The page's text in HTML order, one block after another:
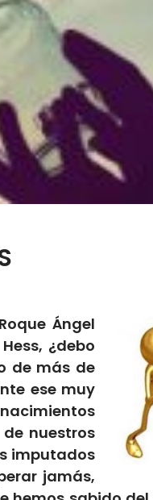
Ángel
¿debo
de más de
ese muy
nuestros
imputados
jamás,